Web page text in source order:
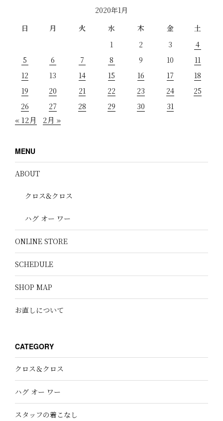
2020年1月
日
月 火 水 木 金
土
1
2 3
4
5
6 7 8 9 10
11
12
13 14 15 16 17
18
19
20 21 22 23 24
25
26
27 28 29 30 31
« 12月 2月 »
MENU
ABOUT
クロス&クロス
ハグ オー ワー
ONLINE STORE
SCHEDULE
SHOP MAP
お直しについて
CATEGORY
クロス＆クロス
ハグ オー ワー
スタッフの着こなし